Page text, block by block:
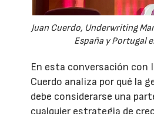
Juan Cuerdo, Underwriting
España y Portugal
En esta conversación con
Cuerdo analiza por qué la
debe considerarse una
cualquier estrategia de